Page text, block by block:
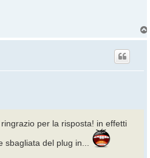
per la risposta! in effetti
sbagliata del plug in...